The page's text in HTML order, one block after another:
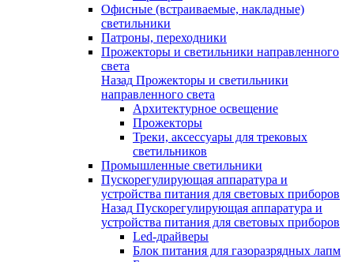
Офисные (встраиваемые, накладные)
светильники
Патроны, переходники
Прожекторы и светильники направленного
света
Назад Прожекторы и светильники
направленного света
Архитектурное освещение
Прожекторы
Треки, аксессуары для трековых
светильников
Промышленные светильники
Пускорегулирующая аппаратура и
устройства питания для световых приборов
Назад Пускорегулирующая аппаратура и
устройства питания для световых приборов
Led-драйверы
Блок питания для газоразрядных лапм